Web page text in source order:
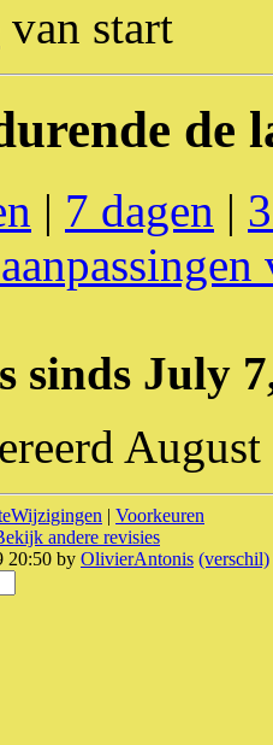
van start
de
| 7 dagen |
sinds July
| Voorkeuren
andere revisies
20:50 by OlivierAntonis (verschil)